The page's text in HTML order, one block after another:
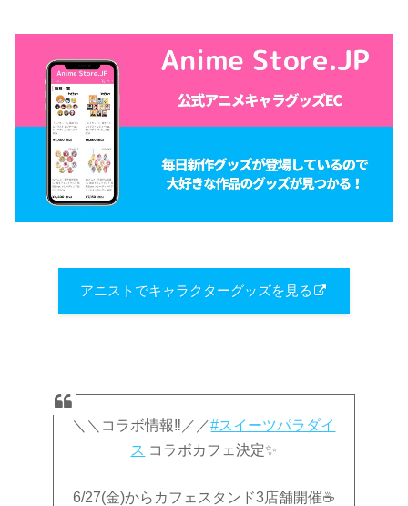
アニストでキャラクターグッズを見る
＼＼コラボ情報‼／／#スイーツパラダイ
ス コラボカフェ決定✨
6/27(金)からカフェスタンド3店舗開催☕️